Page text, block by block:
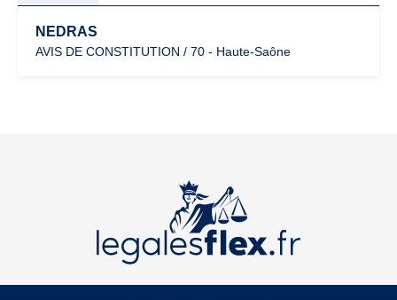
NEDRAS
AVIS DE CONSTITUTION / 70 - Haute-Saône